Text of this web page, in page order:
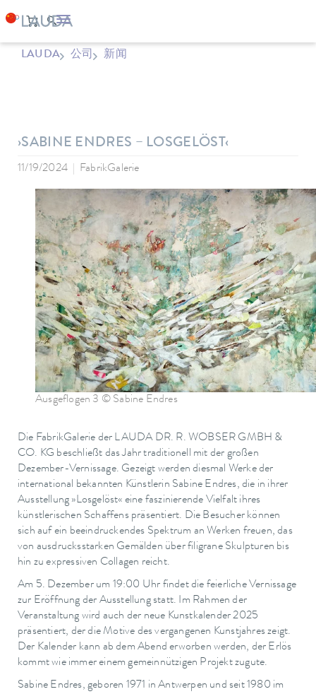
LAUDA 公司 新闻
›SABINE ENDRES – LOSGELÖST‹
11/19/2024 FabrikGalerie
Ausgeflogen 3 © Sabine Endres
Die FabrikGalerie der LAUDA DR. R. WOBSER GMBH &
CO. KG beschließt das Jahr traditionell mit der großen
Dezember-Vernissage. Gezeigt werden diesmal Werke der
international bekannten Künstlerin Sabine Endres, die in ihrer
Ausstellung »Losgelöst« eine faszinierende Vielfalt ihres
künstlerischen Schaffens präsentiert. Die Besucher können
sich auf ein beeindruckendes Spektrum an Werken freuen, das
von ausdrucksstarken Gemälden über filigrane Skulpturen bis
hin zu expressiven Collagen reicht.
Am 5. Dezember um 19:00 Uhr findet die feierliche Vernissage
zur Eröffnung der Ausstellung statt. Im Rahmen der
Veranstaltung wird auch der neue Kunstkalender 2025
präsentiert, der die Motive des vergangenen Kunstjahres zeigt.
Der Kalender kann ab dem Abend erworben werden, der Erlös
kommt wie immer einem gemeinnützigen Projekt zugute.
Sabine Endres, geboren 1971 in Antwerpen und seit 1980 im